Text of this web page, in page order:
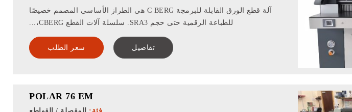
آلة قطع الورق القابلة للبرمجة C BERG هي الطراز الأساسي المصمم خصيصًا
للطباعة الرقمية حتى حجم SRA3. سلسلة آلات القطع CBERG،...
تفاصيل سعر الطلب
POLAR 76 EM